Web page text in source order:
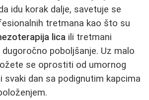
idu korak dalje, savetuje se
tretmana kao što su
lica ili tretmani
dugoročno poboljšanje. Uz malo
se oprostiti od umornog
svaki dan sa podignutim kapcima